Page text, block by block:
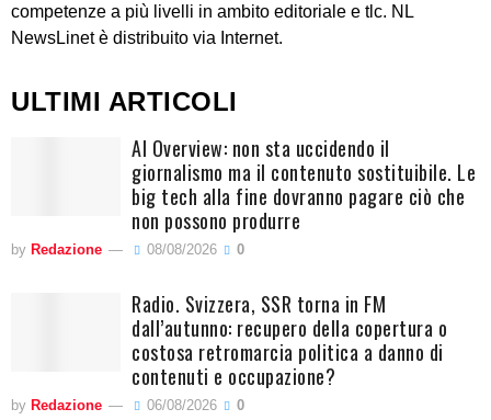
competenze a più livelli in ambito editoriale e tlc. NL
NewsLinet è distribuito via Internet.
ULTIMI ARTICOLI
AI Overview: non sta uccidendo il
giornalismo ma il contenuto sostituibile. Le
big tech alla fine dovranno pagare ciò che
non possono produrre
by Redazione 08/08/2026 0
Radio. Svizzera, SSR torna in FM
dall’autunno: recupero della copertura o
costosa retromarcia politica a danno di
contenuti e occupazione?
by Redazione 06/08/2026 0